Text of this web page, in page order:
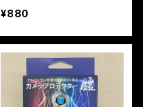
¥880